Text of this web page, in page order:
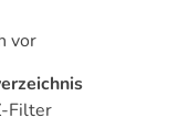
vor
Filter